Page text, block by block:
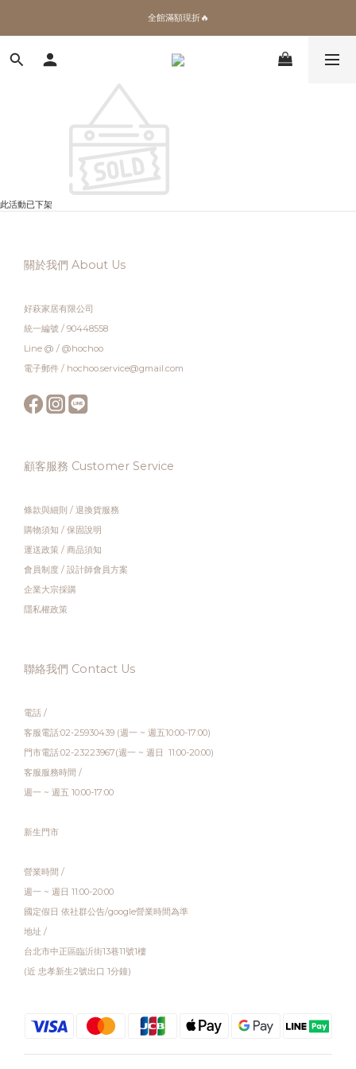
✨加入會員 即領100購物金🎫
全館滿額現折🔥
加拿大Umbra．買千送百🎫
✨加入會員 即領100購物金🎫
此活動已下架
關於我們 About Us
好萩家居有限公司
統一編號 / 90448558
Line @ / @hochoo
電子郵件 / hochoo.service@gmail.com
顧客服務 Customer Service
條款與細則 / 退換貨服務
購物須知 / 保固說明
運送政策 / 商品須知
會員制度 / 設計師會員方案
企業大宗採購
隱私權政策
聯絡我們 Contact Us
電話 /
客服電話:02-25930439 (週一 ~ 週五10:00-17:00)
門市電話:02-23223967(週一 ~ 週日 11:00-20:00)
客服服務時間 /
週一 ~ 週五 10:00-17:00
新生門市
營業時間 /
週一 ~ 週日 11:00-20:00
國定假日 依社群公告/google營業時間為準
地址 /
台北市中正區臨沂街13巷11號1樓
(近 忠孝新生2號出口 1分鐘)